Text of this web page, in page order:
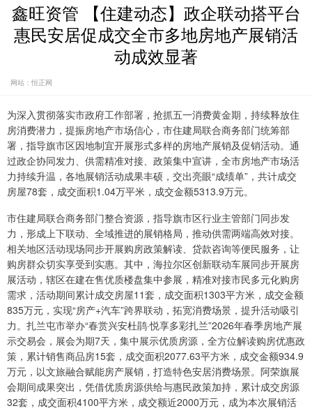
鑫旺资管 【住建动态】政企联动搭平台
惠民安居促成交全市多地房地产展销活
动成效显著
网站：恒正网
为深入贯彻落实市政府工作部署，抢抓五一消费黄金期，持续释放住
房消费潜力，提振房地产市场信心，市住建局联合商务部门统筹部
署，指导旗市区因地制宜开展形式多样的房地产展销及促销活动。通
过政企协同发力、供需精准对接、政策集中宣讲，全市房地产市场活
力持续升温，各地展销活动成果丰硕，交出亮眼“成绩单”，共计成交
房屋78套，成交面积1.04万平米，成交金额5313.9万元。
市住建局联合商务部门整合资源，指导旗市区行业主管部门同步发
力，形成上下联动、全域推进的展销格局，推动供需两端高效对接。
相关地区活动现场同步开展购房政策解读、贷款咨询等便民服务，让
购房群众切实享受到实惠。其中，海拉尔区创新联动车展同步开展房
展活动，辖区在建在售优质楼盘集中参展，精准对接市民多元化购房
需求，活动期间累计成交房屋11套，成交面积1303平方米，成交金额
835万元，实现“房产+汽车”跨界联动，拓宽消费场景，提升活动吸引
力。扎兰屯市举办“春赏兴安杜鹃·悦享多彩扎兰”2026年春季房地产展
示交易会，展会为期7天，集中展示优质房源，全方位解读购房优惠政
策，累计销售商品房15套，成交面积2077.63平方米，成交金额934.9
万元，以文旅融合赋能房产展销，打造特色安居消费场景。阿荣旗展
会期间成果突出，凭借优质房源供给与惠民政策加持，累计成交房源
32套，成交面积4100平方米，成交额近2000万元，成为本次展销活